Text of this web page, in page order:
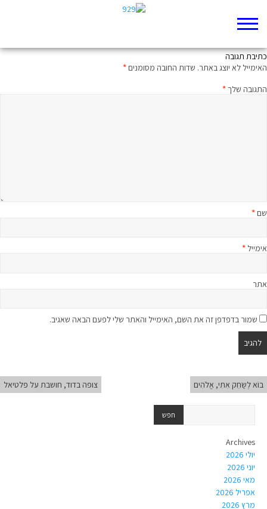
כתיבת תגובה
האימייל לא יוצג באתר. שדות החובה מסומנים*
התגובה שלך*
שם*
אימייל *
אתר
שמור בדפדפן זה את השם, האימייל והאתר שלי לפעם הבאה שאגיב.
בוֹא לְשַׂחֵק אִתִּי, אֱלֹהִים צופה בדוד, חושבת על פלטיאל
Archives
יולי 2026
יוני 2026
מאי 2026
אפריל 2026
מרץ 2026